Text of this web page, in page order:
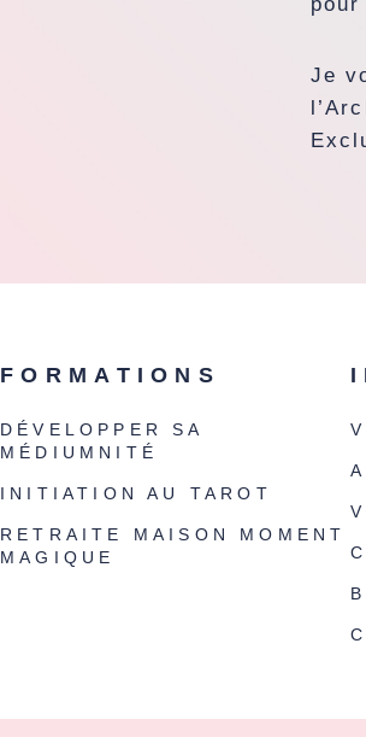
Je
FORMATIONS
DÉVELOPPER SA
MÉDIUMNITÉ
INITIATION AU TAROT
RETRAITE MAISON MOMENT
MAGIQUE